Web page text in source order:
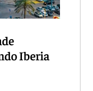
Iberia